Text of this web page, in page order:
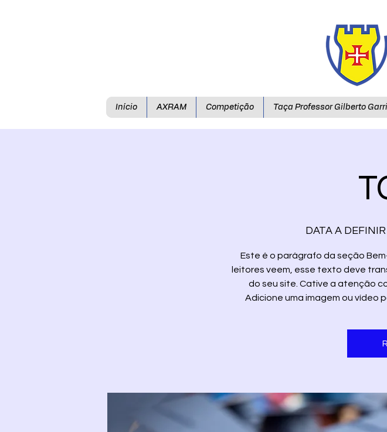
Início AXRAM Competição Taça Professor Gilberto
DATA A DEFINIR
Este é o parágrafo da seção
leitores veem, esse texto deve
do seu site. Cative a atenção
Adicione uma imagem ou vídeo